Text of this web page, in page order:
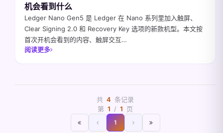
机会看到什么
Ledger Nano Gen5 是 Ledger 在 Nano 系列里加入触屏、
Clear Signing 2.0 和 Recovery Key 选项的新款机型。本文按
首次开机会看到的内容、触屏交互…
阅读更多
共 4 条记录
第 1 / 1 页
1